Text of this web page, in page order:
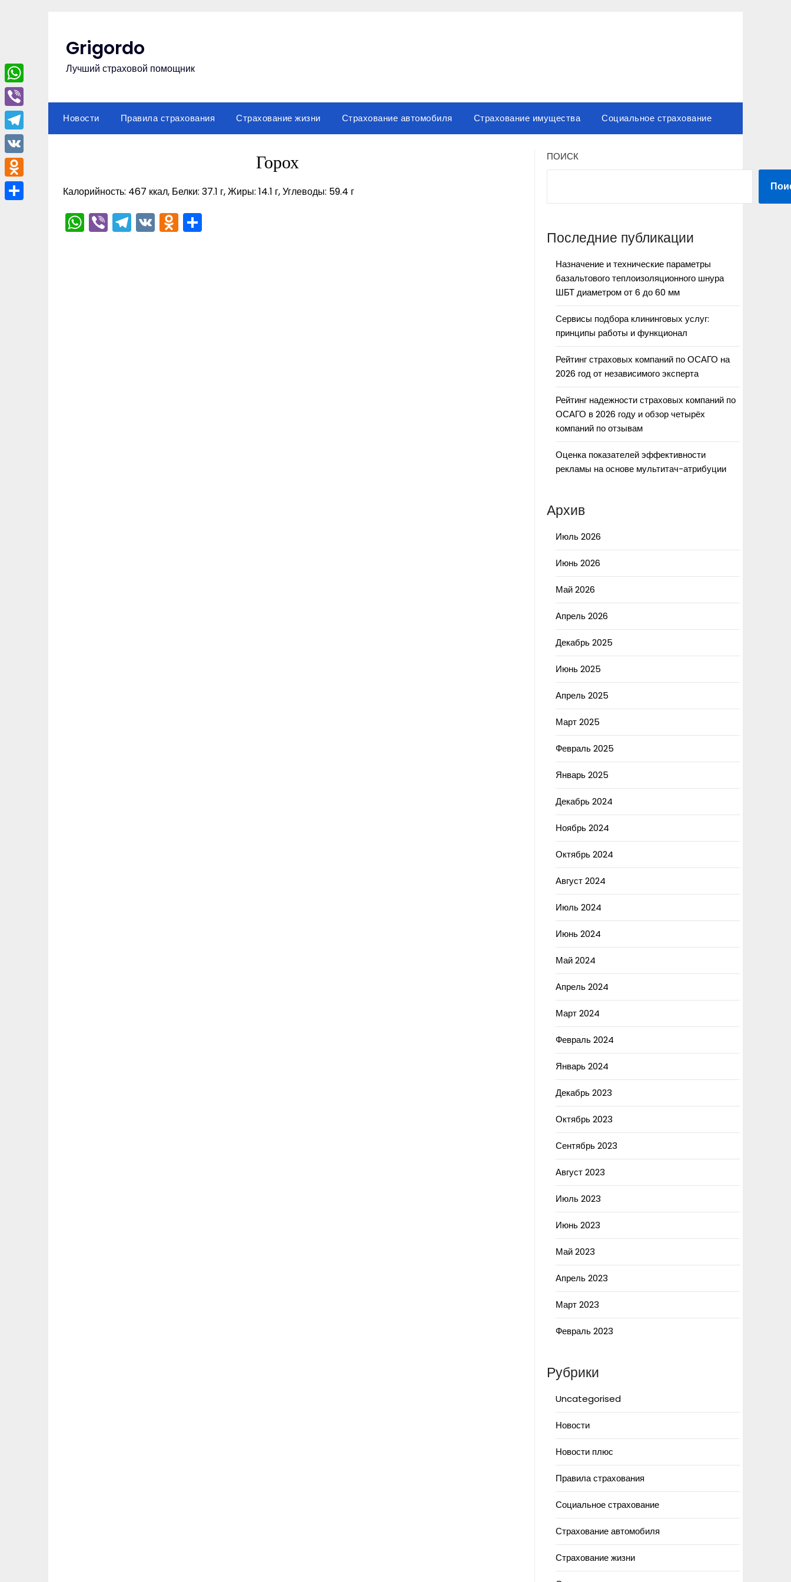
Grigordo
Лучший страховой помощник
Новости Правила страхования Страхование жизни Страхование автомобиля Страхование имущества Социальное страхование
Горох
Калорийность: 467 ккал, Белки: 37.1 г, Жиры: 14.1 г, Углеводы: 59.4 г
WhatsApp
ViberTelegram
VKOdnoklassniki
ПОИСК
Последние публикации
Назначение и технические параметры
базальтового теплоизоляционного шнура
ШБТ диаметром от 6 до 60 мм
Сервисы подбора клининговых услуг:
принципы работы и функционал
Рейтинг страховых компаний по ОСАГО на
2026 год от независимого эксперта
Рейтинг надежности страховых компаний по
ОСАГО в 2026 году и обзор четырёх
компаний по отзывам
Оценка показателей эффективности
рекламы на основе мультитач-атрибуции
Архив
Июль 2026
Июнь 2026
Май 2026
Апрель 2026
Декабрь 2025
Июнь 2025
Апрель 2025
Март 2025
Февраль 2025
Январь 2025
Декабрь 2024
Ноябрь 2024
Октябрь 2024
Август 2024
Июль 2024
Июнь 2024
Май 2024
Апрель 2024
Март 2024
Февраль 2024
Январь 2024
Декабрь 2023
Октябрь 2023
Сентябрь 2023
Август 2023
Июль 2023
Июнь 2023
Май 2023
Апрель 2023
Март 2023
Февраль 2023
Рубрики
Uncategorised
Новости
Новости плюс
Правила страхования
Социальное страхование
Страхование автомобиля
Страхование жизни
WhatsApp
Viber
Telegram
VK
Odnoklassniki